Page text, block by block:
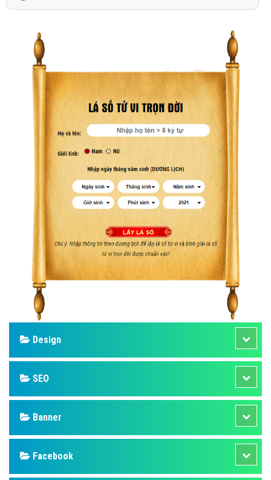
Design
SEO
Banner
Facebook